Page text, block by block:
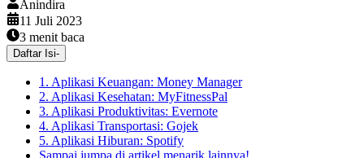
Anindira
11 Juli 2023
3 menit baca
Daftar Isi-
1. Aplikasi Keuangan: Money Manager
2. Aplikasi Kesehatan: MyFitnessPal
3. Aplikasi Produktivitas: Evernote
4. Aplikasi Transportasi: Gojek
5. Aplikasi Hiburan: Spotify
Sampai jumpa di artikel menarik lainnya!